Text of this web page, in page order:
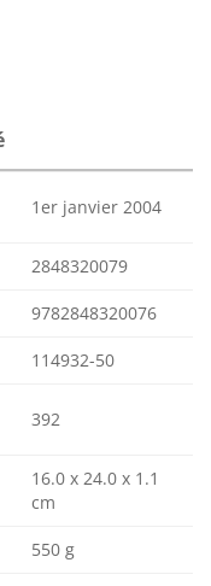
1er janvier 2004
2848320079
9782848320076
114932-50
392
16.0 x 24.0 x 1.1
cm
550 g